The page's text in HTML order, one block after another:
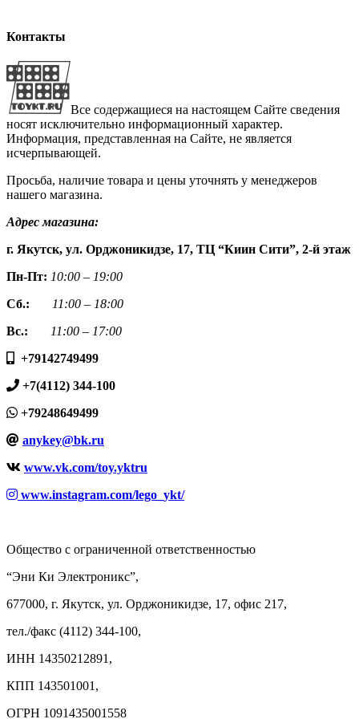
Контакты
Все содержащиеся на настоящем Сайте сведения
носят исключительно информационный характер.
Информация, представленная на Сайте, не является
исчерпывающей.
Просьба, наличие товара и цены уточнять у менеджеров
нашего магазина.
Адрес магазина:
г. Якутск, ул. Орджоникидзе, 17, ТЦ “Киин Сити”, 2-й этаж
Пн-Пт: 10:00 – 19:00
Сб.:
11:00 – 18:00
Вс.:
11:00 – 17:00
+79142749499
+7(4112) 344-100
+79248649499
anykey@bk.ru
www.vk.com/toy.yktru
www.instagram.com/lego_ykt/
Общество с ограниченной ответственностью
“Эни Ки Электроникс”,
677000, г. Якутск, ул. Орджоникидзе, 17, офис 217,
тел./факс (4112) 344-100,
ИНН 14350212891,
КПП 143501001,
ОГРН 1091435001558